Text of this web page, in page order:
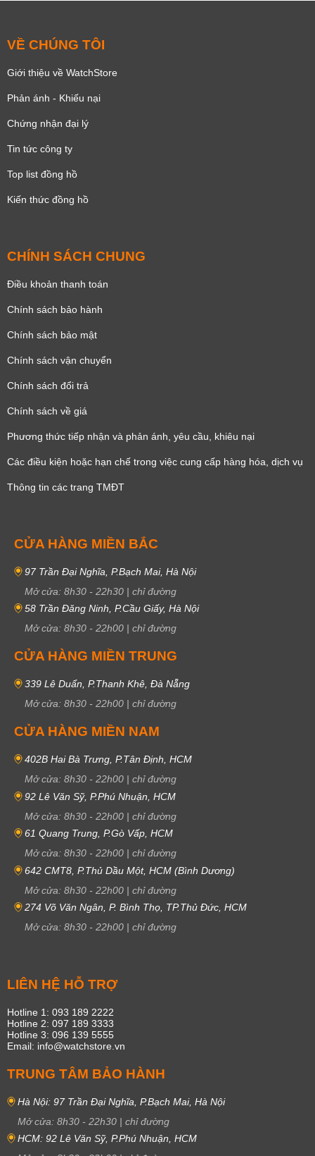
VỀ CHÚNG TÔI
Giới thiệu về WatchStore
Phản ánh - Khiếu nại
Chứng nhận đại lý
Tin tức công ty
Top list đồng hồ
Kiến thức đồng hồ
CHÍNH SÁCH CHUNG
Điều khoản thanh toán
Chính sách bảo hành
Chính sách bảo mật
Chính sách vận chuyển
Chính sách đổi trả
Chính sách về giá
Phương thức tiếp nhận và phản ánh, yêu cầu, khiêu nại
Các điều kiện hoặc hạn chế trong việc cung cấp hàng hóa, dịch vụ
Thông tin các trang TMĐT
CỬA HÀNG MIỀN BẮC
97 Trần Đại Nghĩa, P.Bạch Mai, Hà Nội
Mở cửa: 8h30 - 22h30 | chỉ đường
58 Trần Đăng Ninh, P.Cầu Giấy, Hà Nội
Mở cửa: 8h30 - 22h00 | chỉ đường
CỬA HÀNG MIỀN TRUNG
339 Lê Duẩn, P.Thanh Khê, Đà Nẵng
Mở cửa: 8h30 - 22h00 | chỉ đường
CỬA HÀNG MIỀN NAM
402B Hai Bà Trưng, P.Tân Định, HCM
Mở cửa: 8h30 - 22h00 | chỉ đường
92 Lê Văn Sỹ, P.Phú Nhuận, HCM
Mở cửa: 8h30 - 22h00 | chỉ đường
61 Quang Trung, P.Gò Vấp, HCM
Mở cửa: 8h30 - 22h00 | chỉ đường
642 CMT8, P.Thủ Dầu Một, HCM (Bình Dương)
Mở cửa: 8h30 - 22h00 | chỉ đường
274 Võ Văn Ngân, P. Bình Thọ, TP.Thủ Đức, HCM
Mở cửa: 8h30 - 22h00 | chỉ đường
LIÊN HỆ HỖ TRỢ
Hotline 1: 093 189 2222
Hotline 2: 097 189 3333
Hotline 3: 096 139 5555
Email: info@watchstore.vn
TRUNG TÂM BẢO HÀNH
Hà Nội: 97 Trần Đại Nghĩa, P.Bạch Mai, Hà Nội
Mở cửa: 8h30 - 22h30 | chỉ đường
HCM: 92 Lê Văn Sỹ, P.Phú Nhuận, HCM